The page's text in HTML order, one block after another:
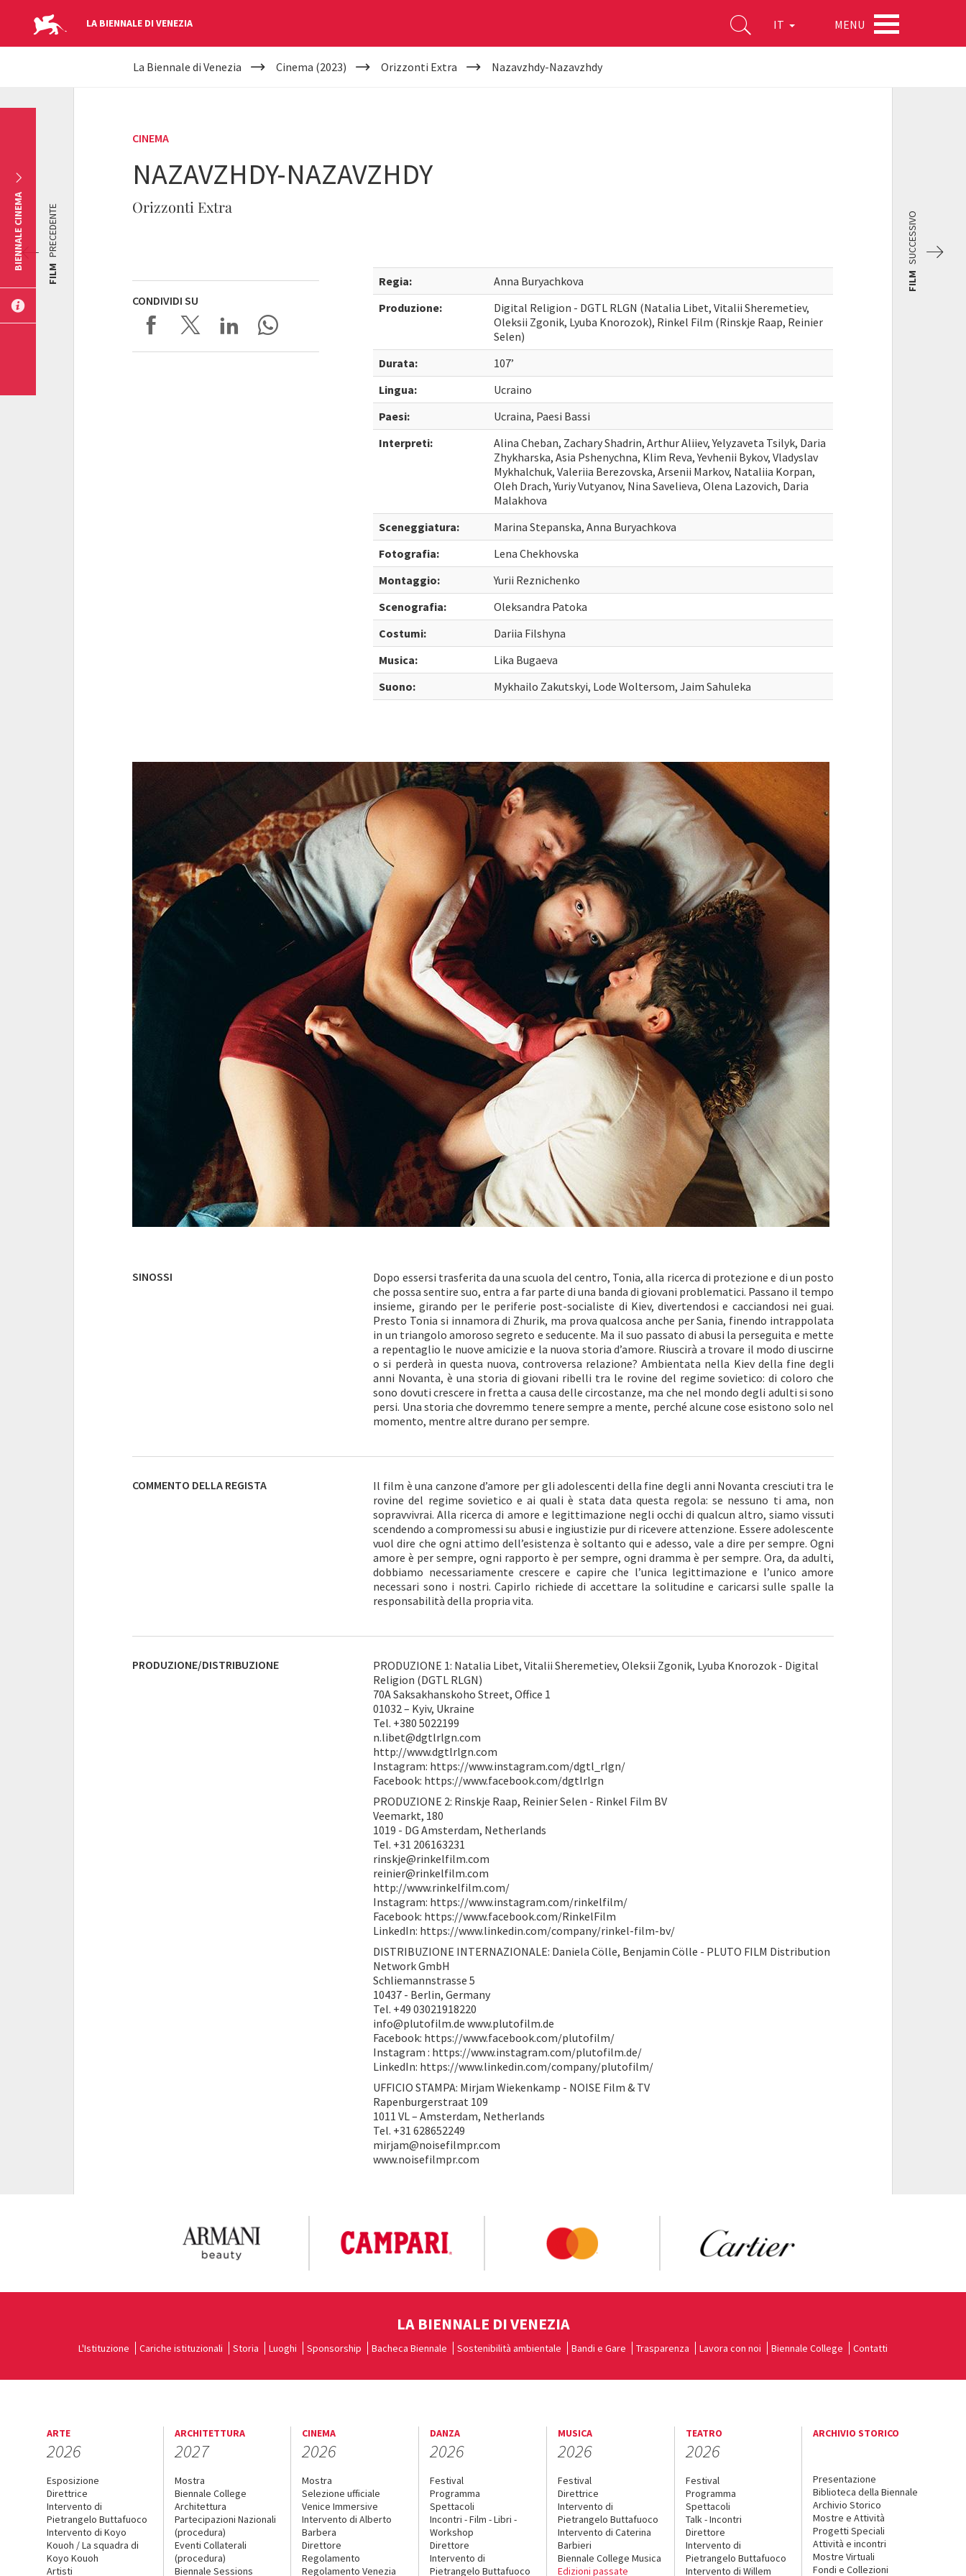
LA BIENNALE DI VENEZIA IT MENU
YOUR
La Biennale di Venezia Cinema (2023) Orizzonti Extra Nazavzhdy-Nazavzhdy
CINEMA
NAZAVZHDY-NAZAVZHDY
Orizzonti Extra
CONDIVIDI SU
Regia:
Anna Buryachkova
Produzione:
Digital Religion - DGTL RLGN (Natalia Libet, Vitalii Sheremetiev,
Oleksii Zgonik, Lyuba Knorozok), Rinkel Film (Rinskje Raap, Reinier
Selen)
Durata:
107’
Lingua:
Ucraino
Paesi:
Ucraina, Paesi Bassi
Interpreti:
Alina Cheban, Zachary Shadrin, Arthur Aliiev, Yelyzaveta Tsilyk, Daria
Zhykharska, Asia Pshenychna, Klim Reva, Yevhenii Bykov, Vladyslav
Mykhalchuk, Valeriia Berezovska, Arsenii Markov, Nataliia Korpan,
Oleh Drach, Yuriy Vutyanov, Nina Savelieva, Olena Lazovich, Daria
Malakhova
Sceneggiatura:
Marina Stepanska, Anna Buryachkova
Fotografia:
Lena Chekhovska
Montaggio:
Yurii Reznichenko
Scenografia:
Oleksandra Patoka
Costumi:
Dariia Filshyna
Musica:
Lika Bugaeva
Suono:
Mykhailo Zakutskyi, Lode Woltersom, Jaim Sahuleka
FILM
SUCCESSIVO
FILM
PRECEDENTE
SINOSSI
Dopo essersi trasferita da una scuola del centro, Tonia, alla ricerca di protezione e di un posto
che possa sentire suo, entra a far parte di una banda di giovani problematici. Passano il tempo
insieme, girando per le periferie post-socialiste di Kiev, divertendosi e cacciandosi nei guai.
Presto Tonia si innamora di Zhurik, ma prova qualcosa anche per Sania, finendo intrappolata
in un triangolo amoroso segreto e seducente. Ma il suo passato di abusi la perseguita e mette
a repentaglio le nuove amicizie e la nuova storia d’amore. Riuscirà a trovare il modo di uscirne
o si perderà in questa nuova, controversa relazione? Ambientata nella Kiev della fine degli
anni Novanta, è una storia di giovani ribelli tra le rovine del regime sovietico: di coloro che
sono dovuti crescere in fretta a causa delle circostanze, ma che nel mondo degli adulti si sono
persi. Una storia che dovremmo tenere sempre a mente, perché alcune cose esistono solo nel
momento, mentre altre durano per sempre.
COMMENTO DELLA REGISTA
Il film è una canzone d’amore per gli adolescenti della fine degli anni Novanta cresciuti tra le
rovine del regime sovietico e ai quali è stata data questa regola: se nessuno ti ama, non
sopravvivrai. Alla ricerca di amore e legittimazione negli occhi di qualcun altro, siamo vissuti
scendendo a compromessi su abusi e ingiustizie pur di ricevere attenzione. Essere adolescente
vuol dire che ogni attimo dell’esistenza è soltanto qui e adesso, vale a dire per sempre. Ogni
amore è per sempre, ogni rapporto è per sempre, ogni dramma è per sempre. Ora, da adulti,
dobbiamo necessariamente crescere e capire che l’unica legittimazione e l’unico amore
necessari sono i nostri. Capirlo richiede di accettare la solitudine e caricarsi sulle spalle la
responsabilità della propria vita.
PRODUZIONE/DISTRIBUZIONE
PRODUZIONE 1: Natalia Libet, Vitalii Sheremetiev, Oleksii Zgonik, Lyuba Knorozok - Digital
Religion (DGTL RLGN)
70A Saksakhanskoho Street, Office 1
01032 – Kyiv, Ukraine
Tel. +380 5022199
n.libet@dgtlrlgn.com
http://www.dgtlrlgn.com
Instagram: https://www.instagram.com/dgtl_rlgn/
Facebook: https://www.facebook.com/dgtlrlgn
PRODUZIONE 2: Rinskje Raap, Reinier Selen - Rinkel Film BV
Veemarkt, 180
1019 - DG Amsterdam, Netherlands
Tel. +31 206163231
rinskje@rinkelfilm.com
reinier@rinkelfilm.com
http://www.rinkelfilm.com/
Instagram: https://www.instagram.com/rinkelfilm/
Facebook: https://www.facebook.com/RinkelFilm
LinkedIn: https://www.linkedin.com/company/rinkel-film-bv/
DISTRIBUZIONE INTERNAZIONALE: Daniela Cölle, Benjamin Cölle - PLUTO FILM Distribution
Network GmbH
Schliemannstrasse 5
10437 - Berlin, Germany
Tel. +49 03021918220
info@plutofilm.de www.plutofilm.de
Facebook: https://www.facebook.com/plutofilm/
Instagram : https://www.instagram.com/plutofilm.de/
LinkedIn: https://www.linkedin.com/company/plutofilm/
UFFICIO STAMPA: Mirjam Wiekenkamp - NOISE Film & TV
Rapenburgerstraat 109
1011 VL – Amsterdam, Netherlands
Tel. +31 628652249
mirjam@noisefilmpr.com
www.noisefilmpr.com
BIENNALE CINEMA
LA BIENNALE DI VENEZIA
L'Istituzione Cariche istituzionali Storia Luoghi Sponsorship Bacheca Biennale Sostenibilità ambientale Bandi e Gare Trasparenza Lavora con noi Biennale College Contatti
ARTE
2026
Esposizione
Direttrice
Intervento di
Pietrangelo Buttafuoco
Intervento di Koyo
Kouoh / La squadra di
Koyo Kouoh
Artisti
ARCHITETTURA
2027
Mostra
Biennale College
Architettura
Partecipazioni Nazionali
(procedura)
Eventi Collaterali
(procedura)
Biennale Sessions
CINEMA
2026
Mostra
Selezione ufficiale
Venice Immersive
Intervento di Alberto
Barbera
Direttore
Regolamento
Regolamento Venezia
DANZA
2026
Festival
Programma
Spettacoli
Incontri - Film - Libri -
Workshop
Direttore
Intervento di
Pietrangelo Buttafuoco
MUSICA
2026
Festival
Direttrice
Intervento di
Pietrangelo Buttafuoco
Intervento di Caterina
Barbieri
Biennale College Musica
Edizioni passate
TEATRO
2026
Festival
Programma
Spettacoli
Talk - Incontri
Direttore
Intervento di
Pietrangelo Buttafuoco
Intervento di Willem
ARCHIVIO STORICO
Presentazione
Biblioteca della Biennale
Archivio Storico
Mostre e Attività
Progetti Speciali
Attività e incontri
Mostre Virtuali
Fondi e Collezioni